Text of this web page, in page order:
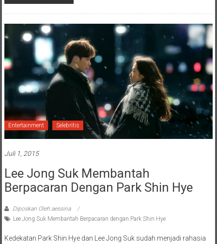
Entertainment Selebritis
Juli 1, 2015
Lee Jong Suk Membantah
Berpacaran Dengan Park Shin Hye
Diposkan Oleh:aessina
Lee Jong Suk Membantah Berpacaran dengan Park Shin Hye
Kedekatan Park Shin Hye dan Lee Jong Suk sudah menjadi rahasia